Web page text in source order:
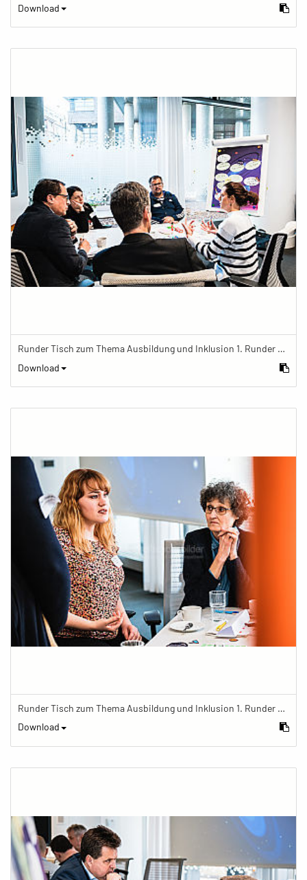
Download
Runder Tisch zum Thema Ausbildung und Inklusion 1. Runder Tisch zu Ausbildung und Inklusion von JOBinklusive
Download
Runder Tisch zum Thema Ausbildung und Inklusion 1. Runder Tisch zu Ausbildung und Inklusion von JOBinklusive
Download